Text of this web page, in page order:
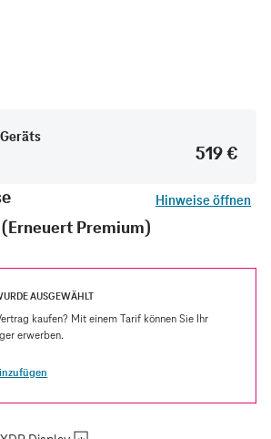
519 €
Hinweise öffnen
Premium)
AUSGEWÄHLT
kaufen? Mit einem Tarif können Sie Ihr
erwerben.